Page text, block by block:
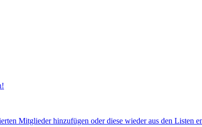
Mitglieder hinzufügen oder diese wieder aus den Listen